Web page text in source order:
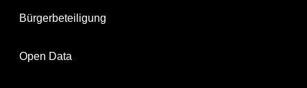
Bürgerbeteiligung
Open Data